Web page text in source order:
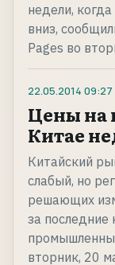
недели,
вниз,
Pages во
22.05.2014 09:27
Цены на
Китае
Китайский
слабый, но
решающих
за последние
вторник, 20